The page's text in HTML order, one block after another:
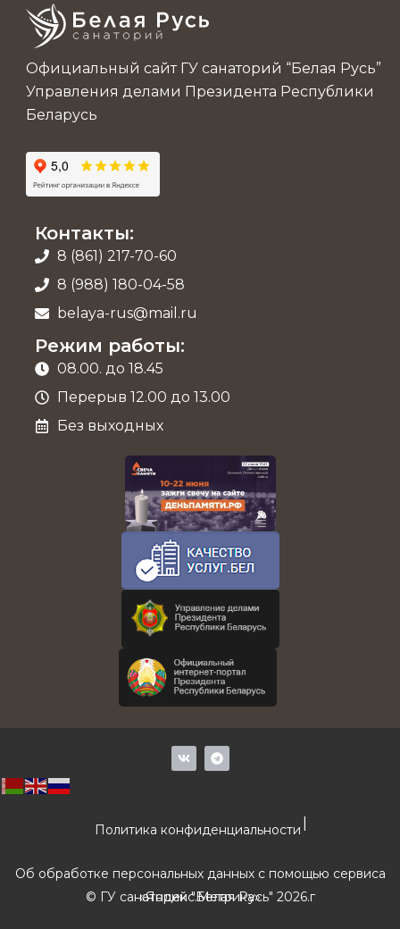
Официальный сайт ГУ санаторий “Белая Русь”
Управления делами Президента Республики
Беларусь
Контакты:
8 (861) 217-70-60
8 (988) 180-04-58
belaya-rus@mail.ru
Режим работы:
08.00. до 18.45
Перерыв 12.00 до 13.00
Без выходных
V
k
T
e
l
a
m
Политика конфиденциальности
Об обработке персональных данных с помощью сервиса
«Яндекс.Метрика»
© ГУ санаторий "Белая Русь" 2026.г